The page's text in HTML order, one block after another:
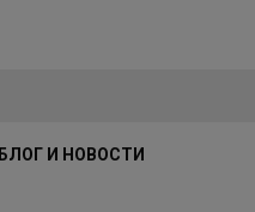
БЛОГ И НОВОСТИ